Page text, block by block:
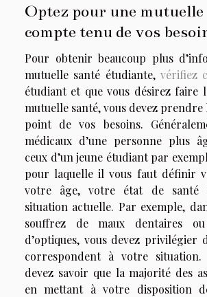
Optez pour une mutuelle
compte tenu de vos
Pour obtenir beaucoup plus
mutuelle santé étudiante, vérifiez
étudiant et que vous désirez faire
mutuelle santé, vous devez prendre
point de vos besoins.
médicaux d’une personne plus
ceux d’un jeune étudiant par
pour laquelle il vous faut définir
votre âge, votre état de santé
situation actuelle. Par exemple,
souffrez de maux dentaires
d’optiques, vous devez privilégier
correspondent à votre
devez savoir que la majorité des
en mettant à votre disposition